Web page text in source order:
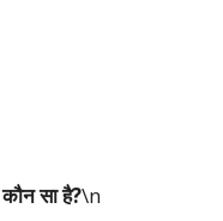
कौन सा है?\n